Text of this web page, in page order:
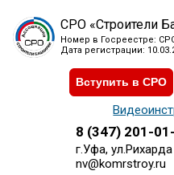
СРО «Строители
Номер в Госреестре:
Дата регистрации:
Вступить в СРО
8 (347) 201-
г.Уфа,
nv@komrstroy.ru